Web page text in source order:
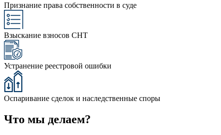
Признание права собственности в суде
Взыскание взносов СНТ
Устранение реестровой ошибки
Оспаривание сделок и наследственные споры
Что мы делаем?